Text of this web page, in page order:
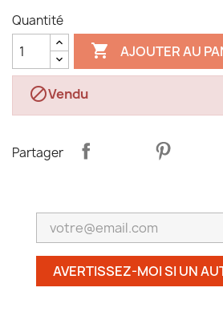
Quantité
 AJOUTER AU
Vendu
Partager
AVERTISSEZ-MOI SI UN